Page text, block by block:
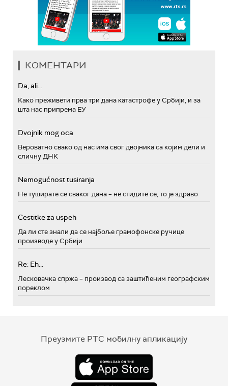
КОМЕНТАРИ
Da, ali...
Како преживети прва три дана катастрофе у Србији, и за
шта нас припрема ЕУ
Dvojnik mog oca
Вероватно свако од нас има свог двојника са којим дели и
сличну ДНК
Nemogućnost tusiranja
Не туширате се сваког дана – не стидите се, то је здраво
Cestitke za uspeh
Да ли сте знали да се најбоље грамофонске ручице
производе у Србији
Re: Eh...
Лесковачка спржа – производ са заштићеним географским
пореклом
Преузмите РТС мобилну апликацију